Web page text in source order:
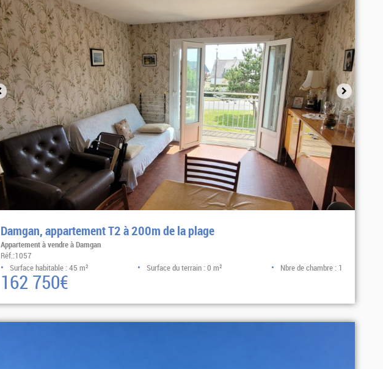
Damgan, appartement T2 à 200m de la plage
Appartement à vendre à Damgan
Réf.:1057
Surface habitable : 45 m²
Surface du terrain : 0 m² Nbre de chambre : 1
162 750€